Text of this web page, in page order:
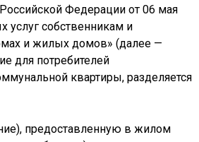
Федерации от 06 мая
услуг собственникам и
и жилых домов» (далее —
для потребителей
квартиры, разделяется
предоставленную в жилом